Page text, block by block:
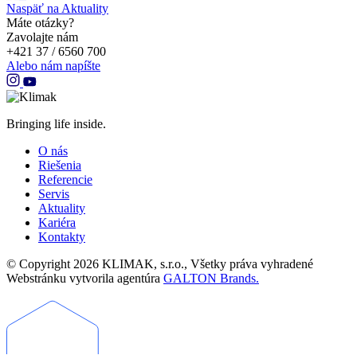
Naspäť na Aktuality
Máte otázky?
Zavolajte nám
+421 37 / 6560 700
Alebo nám napíšte
Bringing life inside.
O nás
Riešenia
Referencie
Servis
Aktuality
Kariéra
Kontakty
© Copyright 2026 KLIMAK, s.r.o., Všetky práva vyhradené
Webstránku vytvorila agentúra GALTON Brands.